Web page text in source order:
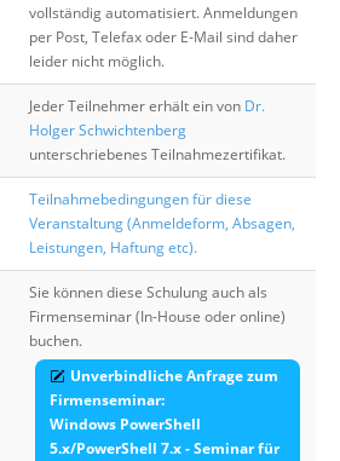
vollständig automatisiert. Anmeldungen
per Post, Telefax oder E-Mail sind daher
leider nicht möglich.
Jeder Teilnehmer erhält ein von Dr.
Holger Schwichtenberg
unterschriebenes Teilnahmezertifikat.
Teilnahmebedingungen für diese
Veranstaltung (Anmeldeform, Absagen,
Leistungen, Haftung etc).
Sie können diese Schulung auch als
Firmenseminar (In-House oder online)
buchen.
Unverbindliche Anfrage zum
Firmenseminar:
Windows PowerShell
5.x/PowerShell 7.x - Seminar für